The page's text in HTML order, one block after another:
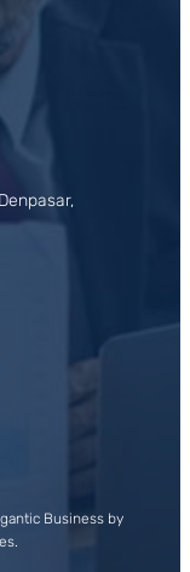
Business by